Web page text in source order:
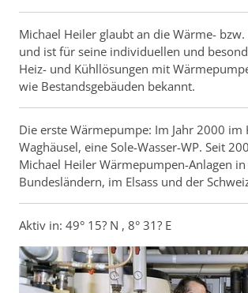
Michael Heiler glaubt an die Wärme-
und ist für seine individuellen und
Heiz- und Kühllösungen mit
wie Bestandsgebäuden bekannt.
Die erste Wärmepumpe: Im Jahr 2000 im
Waghäusel, eine Sole-Wasser-WP. Seit
Michael Heiler Wärmepumpen-Anlagen
Bundesländern, im Elsass und der
Aktiv in: 49° 15? N , 8° 31? E